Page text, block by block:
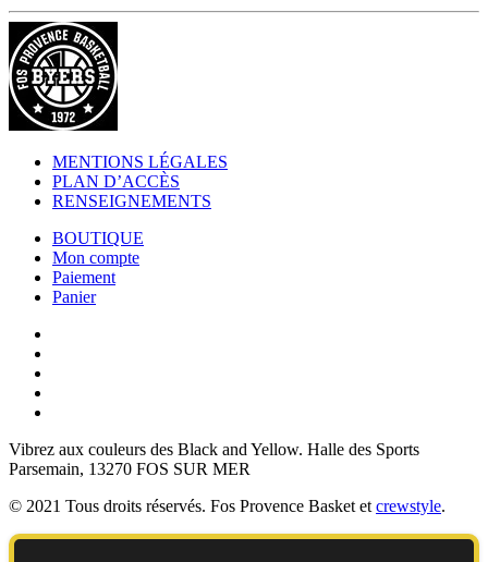
MENTIONS LÉGALES
PLAN D’ACCÈS
RENSEIGNEMENTS
BOUTIQUE
Mon compte
Paiement
Panier
Vibrez aux couleurs des Black and Yellow. Halle des Sports
Parsemain, 13270 FOS SUR MER
© 2021 Tous droits réservés. Fos Provence Basket et crewstyle.